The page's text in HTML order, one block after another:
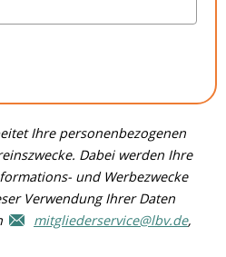
Ihre personenbezogenen
Dabei werden Ihre
und Werbezwecke
Verwendung Ihrer Daten
mitgliederservice@lbv.de,